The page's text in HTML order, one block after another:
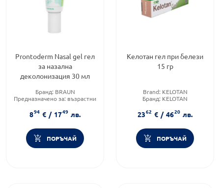
Prontoderm Nasal gel гел
за назална
деколонизация 30 мл
Бранд: BRAUN
Предназначено за: възрастни
894 € / 1749 лв.
ПОРЪЧАЙ
Келотан гел при белези
15 гр
Brand: KELOTAN
Бранд: KELOTAN
2362 € / 4620 лв.
ПОРЪЧАЙ